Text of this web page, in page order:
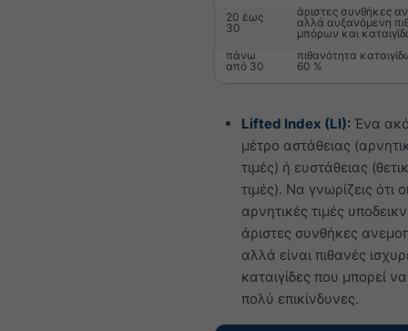
20 έως
30
άριστες συνθήκες
αλλά αυξανόμενη
μπόρων και
πάνω
από 30
πιθανότητα
60 %
Lifted Index (LI): Ένα
μέτρο αστάθειας
τιμές) ή ευστάθειας
τιμές). Να γνωρίζεις ότι
αρνητικές τιμές
άριστες συνθήκες
αλλά είναι πιθανές
καταιγίδες που μπορεί να
πολύ επικίνδυνες.